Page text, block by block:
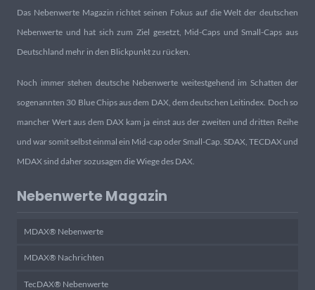
Das Nebenwerte Magazin richtet seinen Fokus auf die Welt der deutschen
Nebenwerte und hat sich zum Ziel gesetzt, Mid-Caps und Small-Caps aus
Deutschland mehr in den Blickpunkt zu rücken.
Noch immer stehen deutsche Nebenwerte weitestgehend im Schatten der
sogenannten 30 Blue Chips aus dem DAX, dem deutschen Leitindex. Doch so
mancher Wert aus dem DAX kam ja einst aus der zweiten und dritten Reihe
und war somit selbst einmal ein Mid-cap oder Small-Cap. SDAX, TECDAX und
MDAX sind daher sozusagen die Wiege des DAX.
Nebenwerte Magazin
MDAX® Nebenwerte
MDAX® Nachrichten
TecDAX® Nebenwerte